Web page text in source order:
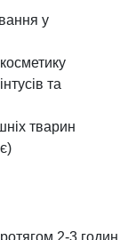
у
та
тварин
2-3 годин